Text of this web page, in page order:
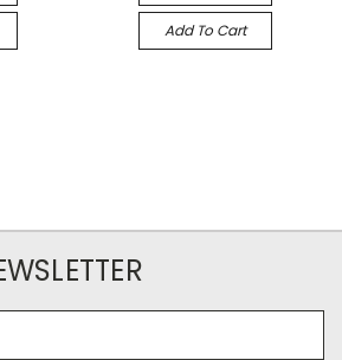
Add To Cart